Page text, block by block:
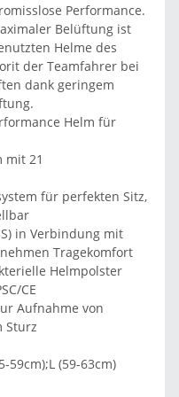
Performance.
Belüftung ist
Helme des
der Teamfahrer bei
dank geringem
Helm für
mit 21
für perfekten Sitz,
in Verbindung mit
Tragekomfort
Helmpolster
CE
Aufnahme von
Sturz
59cm);L (59-63cm)